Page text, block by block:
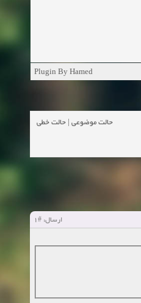
Plugin By Hamed
حالت موضوعی حالت خطی
ارسال: #1